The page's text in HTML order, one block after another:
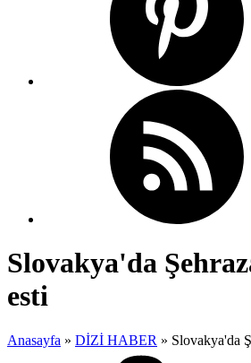
Slovakya'da
esti
Anasayfa » DİZİ HABER » Slovakya'da